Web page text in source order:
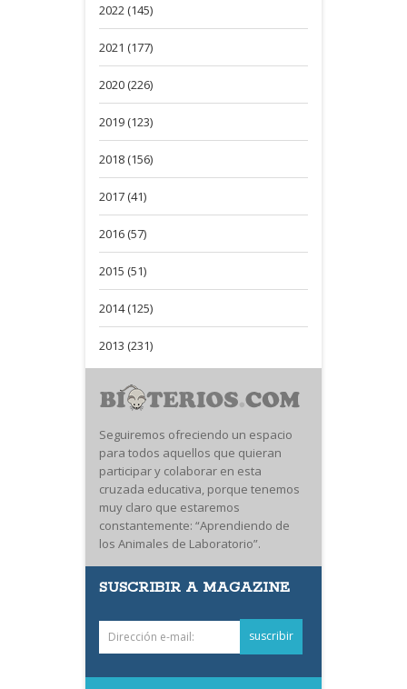
2022 (145)
2021 (177)
2020 (226)
2019 (123)
2018 (156)
2017 (41)
2016 (57)
2015 (51)
2014 (125)
2013 (231)
Seguiremos ofreciendo un espacio
para todos aquellos que quieran
participar y colaborar en esta
cruzada educativa, porque tenemos
muy claro que estaremos
constantemente: “Aprendiendo de
los Animales de Laboratorio”.
SUSCRIBIR A MAGAZINE